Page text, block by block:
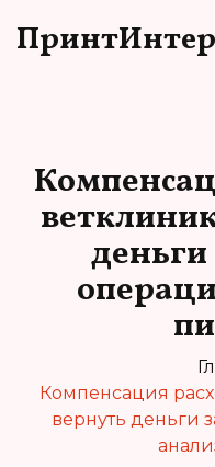
ПринтИнтер
деньги
Компенсация
вернуть деньги